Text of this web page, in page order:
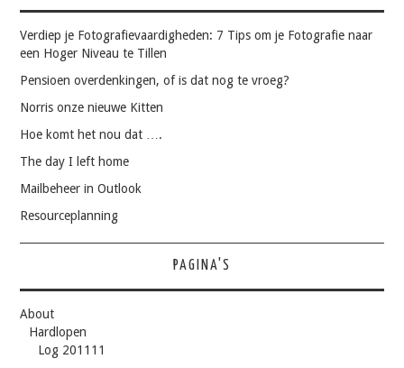
Verdiep je Fotografievaardigheden: 7 Tips om je Fotografie naar
een Hoger Niveau te Tillen
Pensioen overdenkingen, of is dat nog te vroeg?
Norris onze nieuwe Kitten
Hoe komt het nou dat ….
The day I left home
Mailbeheer in Outlook
Resourceplanning
PAGINA'S
About
Hardlopen
Log 201111